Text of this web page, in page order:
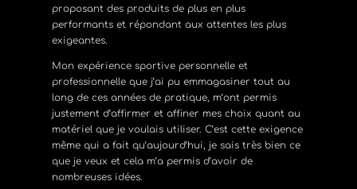
proposant des produits de plus en plus
performants et répondant aux attentes les plus
exigeantes.
Mon expérience sportive personnelle et
professionnelle que j’ai pu emmagasiner tout au
long de ces années de pratique, m’ont permis
justement d’affirmer et affiner mes choix quant au
matériel que je voulais utiliser. C’est cette exigence
même qui a fait qu’aujourd’hui, je sais très bien ce
que je veux et cela m’a permis d’avoir de
nombreuses idées.